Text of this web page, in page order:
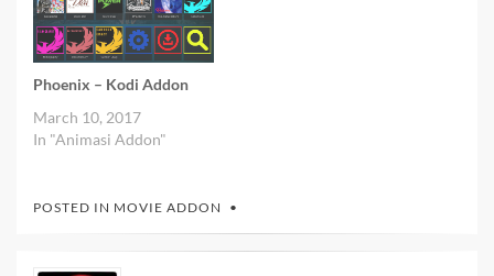
Phoenix – Kodi Addon
March 10, 2017
In "Animasi Addon"
POSTED IN MOVIE ADDON